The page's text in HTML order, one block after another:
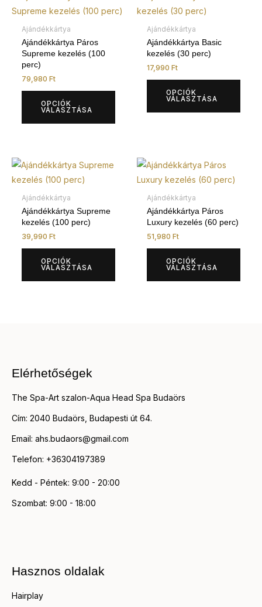
Ajándékkártya
Ajándékkártya Páros
Supreme kezelés (100
perc)
79,980 Ft
OPCIÓK
VÁLASZTÁSA
a
terméknek
variációja
Ajándékkártya
Ajándékkártya Basic
kezelés (30 perc)
17,990 Ft
OPCIÓK
VÁLASZTÁSA
a
Ajándékkártya
Ajándékkártya Supreme
kezelés (100 perc)
39,990 Ft
OPCIÓK
VÁLASZTÁSA
Ennek
terméknek
variációja
a
Ajándékkártya
Ajándékkártya Páros
Luxury kezelés (60 perc)
51,980 Ft
OPCIÓK
VÁLASZTÁSA
a
Elérhetőségek
The Spa-Art szalon-Aqua Head Spa Budaörs
Cím: 2040 Budaörs, Budapesti út 64.
Email: ahs.budaors@gmail.com
Telefon: +36304197389
Kedd - Péntek: 9:00 - 20:00
Szombat: 9:00 - 18:00
Hasznos oldalak
Hairplay